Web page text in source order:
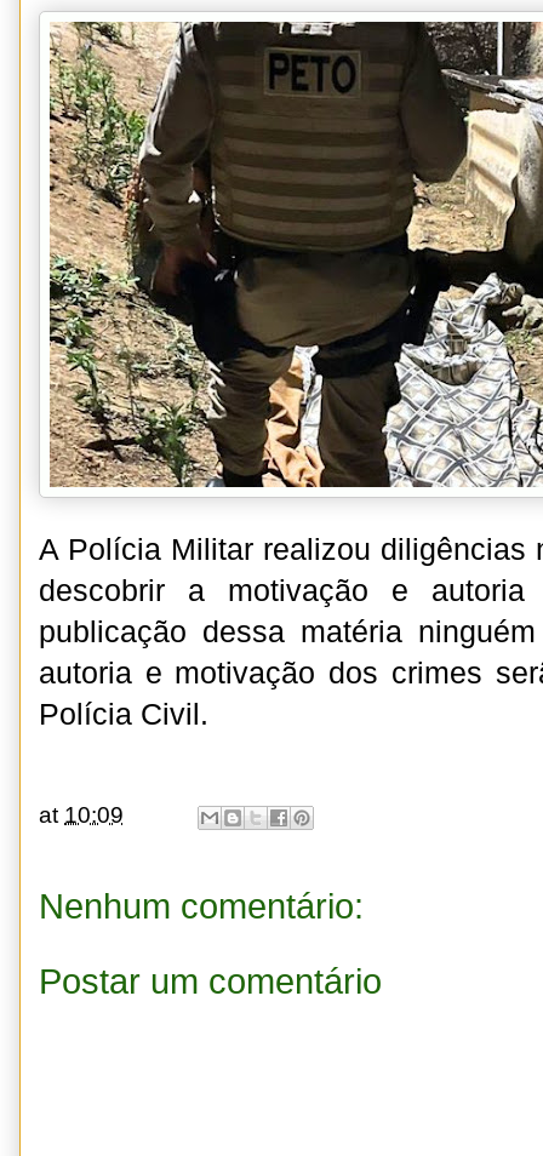
A Polícia Militar realizou diligências
descobrir a motivação e
publicação dessa matéria
autoria e motivação dos crimes
Polícia Civil.
at 10:09
Nenhum comentário:
Postar um comentário